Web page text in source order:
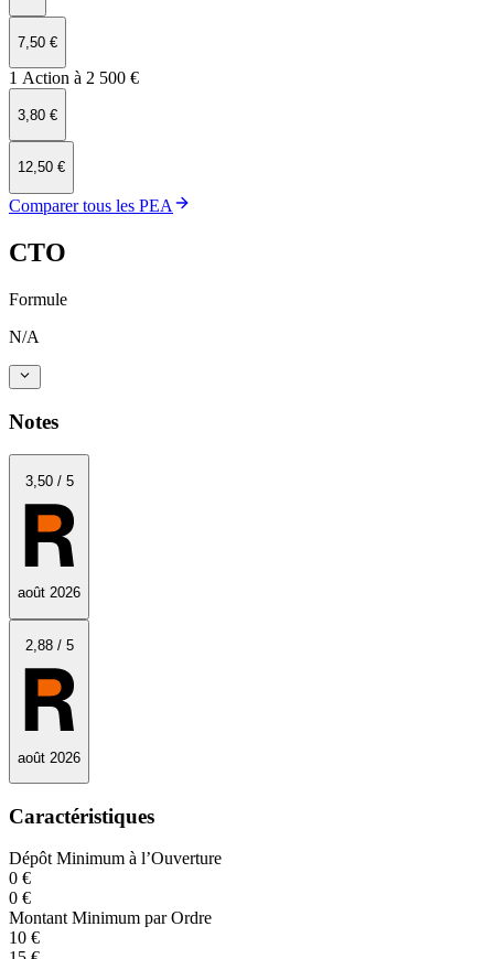
7,50 €
1 Action à 2 500 €
3,80 €
12,50 €
Comparer tous les PEA
CTO
Formule
N/A
Notes
3,50/ 5
août 2026
2,88/ 5
août 2026
Caractéristiques
Dépôt Minimum à l’Ouverture
0 €
0 €
Montant Minimum par Ordre
10 €